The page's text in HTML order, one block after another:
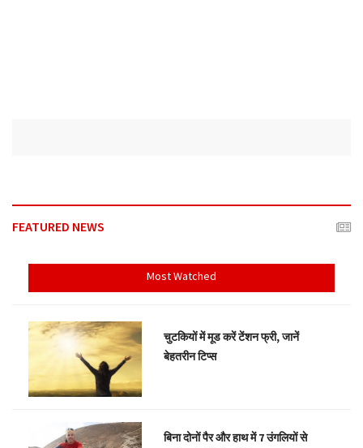
FEATURED NEWS
Most Watched
चुटकियों में मूड करें टेंशन फ्री, जानें
बेहतरीन टिप्स
बिना दोनों पैर और हाथ में 7 उंगलियों से